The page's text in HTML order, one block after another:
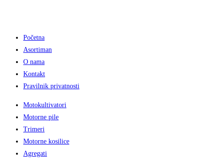
Početna
Asortiman
O nama
Kontakt
Pravilnik privatnosti
Motokultivatori
Motorne pile
Trimeri
Motorne kosilice
Agregati